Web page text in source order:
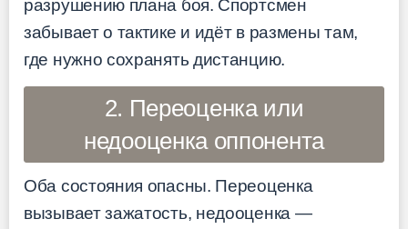
разрушению плана боя. Спортсмен
забывает о тактике и идёт в размены там,
где нужно сохранять дистанцию.
2. Переоценка или
недооценка оппонента
Оба состояния опасны. Переоценка
вызывает зажатость, недооценка —